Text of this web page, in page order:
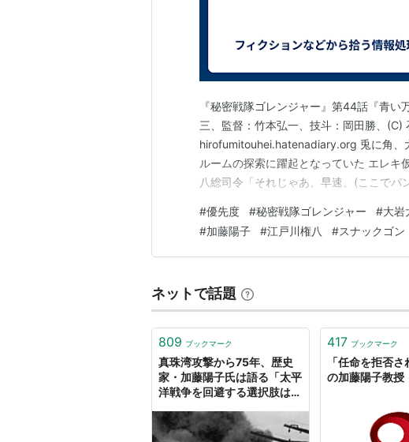
『秘密戦隊ゴレンジャー』第44話『青
三、監督：竹本弘一、技斗：岡田勝、(C)
hirofumitouhei.hatenadiary.org 兎に角、
ルームの探索に躍起となっていた エレ
八総司令「それじゃあ、早速、(ここでパ
びして総司令の前に来る始末。当然 大岩
ますたい。」 本当…
#優先度 #秘密戦隊ゴレンジャー #大岩
#加藤陽子 #江戸川権八 #スナックゴン
ネットで話題
809 ブックマーク
真珠湾攻撃から75年、歴史
家・加藤陽子氏は語る「太平
洋戦争を回避する選択肢はた
417 ブックマーク
「任命を拒否
の加藤陽子教授